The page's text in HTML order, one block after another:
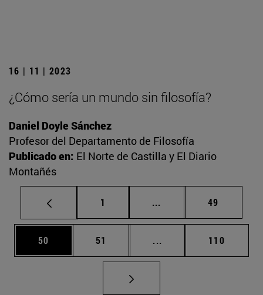
16 | 11 | 2023
¿Cómo sería un mundo sin filosofía?
Daniel Doyle Sánchez
Profesor del Departamento de Filosofía
Publicado en: El Norte de Castilla y El Diario
Montañés
Página
1 ... Páginas intermedias
Página
49
Página
50 Página
51 ... Páginas intermedias
Página
110